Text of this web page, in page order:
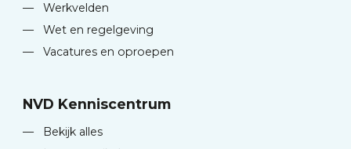
—
Werkvelden
—
Wet en regelgeving
—
Vacatures en oproepen
NVD Kenniscentrum
—
Bekijk alles